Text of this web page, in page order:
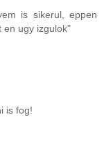
is sikerul, eppen
en ugy izgulok"
is fog!